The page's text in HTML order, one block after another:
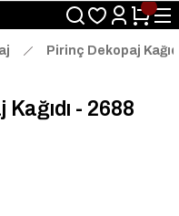
%10 İndirim Fırsatını
Pirinç Dekopaj
- 2688